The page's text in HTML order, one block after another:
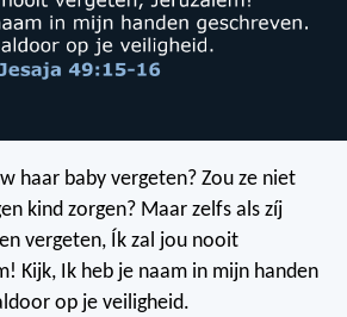
haar baby vergeten? Zou ze niet
kind zorgen? Maar zelfs als zíj
vergeten, Ík zal jou nooit
Kijk, Ik heb je naam in mijn handen
op je veiligheid.